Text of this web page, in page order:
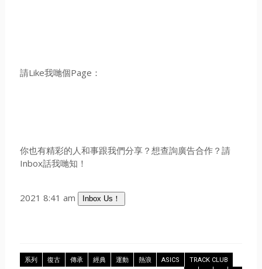
請Like我哋個Page：
你也有精彩的人和事跟我們分享？想查詢廣告合作？請
Inbox話我哋知！
2021 8:41 am Inbox Us！
系列 復古 傳承 經典 運動 熱浪 ASICS TRACK CLUB